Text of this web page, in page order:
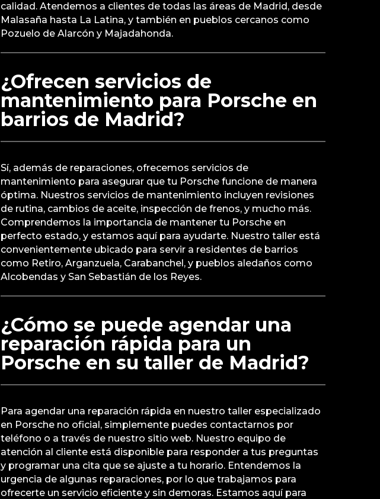
calidad. Atendemos a clientes de todas las áreas de Madrid, desde
Malasaña hasta La Latina, y también en pueblos cercanos como
Pozuelo de Alarcón y Majadahonda.
¿Ofrecen servicios de
mantenimiento para Porsche en
barrios de Madrid?
Sí, además de reparaciones, ofrecemos servicios de
mantenimiento para asegurar que tu Porsche funcione de manera
óptima. Nuestros servicios de mantenimiento incluyen revisiones
de rutina, cambios de aceite, inspección de frenos, y mucho más.
Comprendemos la importancia de mantener tu Porsche en
perfecto estado, y estamos aquí para ayudarte. Nuestro taller está
convenientemente ubicado para servir a residentes de barrios
como Retiro, Arganzuela, Carabanchel, y pueblos aledaños como
Alcobendas y San Sebastián de los Reyes.
¿Cómo se puede agendar una
reparación rápida para un
Porsche en su taller de Madrid?
Para agendar una reparación rápida en nuestro taller especializado
en Porsche no oficial, simplemente puedes contactarnos por
teléfono o a través de nuestro sitio web. Nuestro equipo de
atención al cliente está disponible para responder a tus preguntas
y programar una cita que se ajuste a tu horario. Entendemos la
urgencia de algunas reparaciones, por lo que trabajamos para
ofrecerte un servicio eficiente y sin demoras. Estamos aquí para